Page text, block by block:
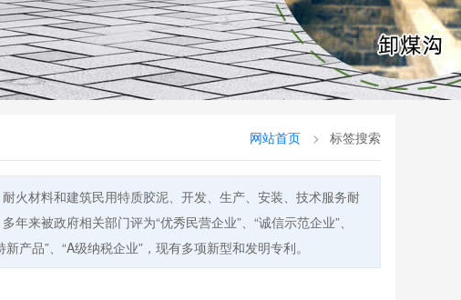
网站首页 标签搜索
火材料和建筑民用特质胶泥、开发、生产、安装、技术服务耐
来被政府相关部门评为“优秀民营企业”、“诚信示范企业”、
产品”、“A级纳税企业”，现有多项新型和发明专利。